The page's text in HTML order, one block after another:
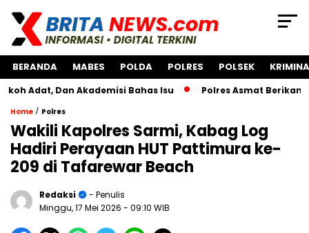
BERANDA MABES POLDA POLRES POLSEK
Dan Akademisi Bahas Isu Polres Asmat Berikan Bantuan
Home / Polres
Wakili Kapolres Sarmi, Kabag Log
Hadiri Perayaan HUT Pattimura ke-
209 di Tafarewar Beach
Redaksi
- Penulis
Minggu, 17 Mei 2026 - 09:10 WIB